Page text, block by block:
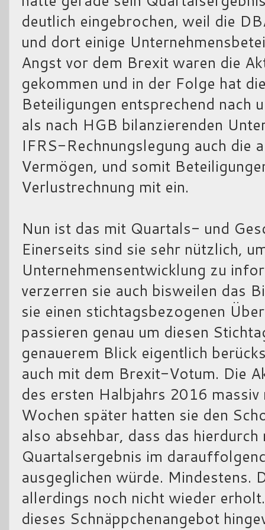
deutlich eingebrochen, weil die
und dort einige
Angst vor dem Brexit waren die
gekommen und in der Folge hat
Beteiligungen entsprechend nach
als nach HGB bilanzierenden
IFRS-Rechnungslegung auch die
Vermögen, und somit
Verlustrechnung mit ein.
Nun ist das mit Quartals- und
Einerseits sind sie sehr nützlich,
Unternehmensentwicklung zu
verzerren sie auch bisweilen das
sie einen stichtagsbezogenen
passieren genau um diesen
genauerem Blick eigentlich
auch mit dem Brexit-Votum. Die
des ersten Halbjahrs 2016 massiv
Wochen später hatten sie den
also absehbar, dass das
Quartalsergebnis im
ausgeglichen würde. Mindestens.
allerdings noch nicht wieder
dieses Schnäppchenangebot